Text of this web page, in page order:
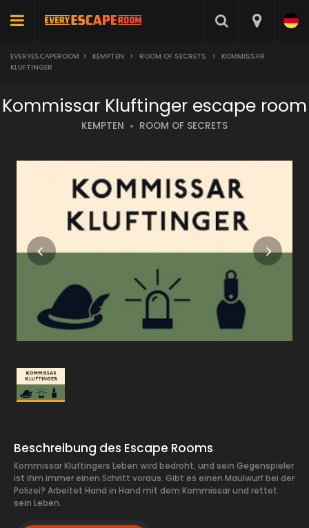
EVERYESCAPEROOM > KEMPTEN > ROOM OF SECRETS >
KOMMISSAR
KLUFTINGER
Kommissar Kluftinger escape room
KEMPTEN ROOM OF SECRETS
Beschreibung des Escape Rooms
Kommissar Kluftingers Leben wird bedroht, und sein Gegenspieler
ist ihm immer einen Schritt voraus. Gibt es einen Maulwurf bei der
Polizei? Arbeitet Hand in Hand mit dem Kommissar und rettet
sein Leben.